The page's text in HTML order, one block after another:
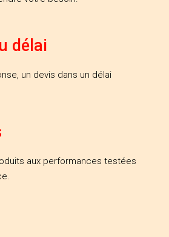
délai
un devis dans un délai
aux performances testées